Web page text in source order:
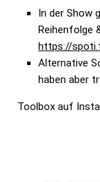
In der Show
Reihenfolge
https://
Alternative
haben aber
Toolbox auf